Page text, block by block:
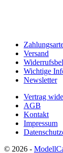
Versand
Wichtige
Newsletter
Vertrag
AGB
Kontakt
Impressum
© 2026 -